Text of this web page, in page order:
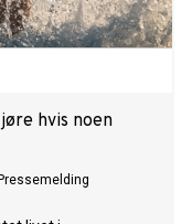
hvis noen
Pressemelding